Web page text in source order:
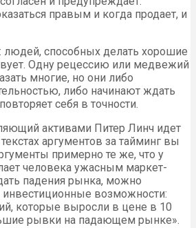
правым и когда продает, и
людей, способных делать хорошие
Одну рецессию или медвежий
многие, но они либо
либо начинают ждать
себя в точности.
активами Питер Линч идет
аргументов за тайминг вы
примерно те же, что у
человека ужасным маркет-
падения рынка, можно
инвестиционные возможности:
которые выросли в цене в 10
рывки на падающем рынке».